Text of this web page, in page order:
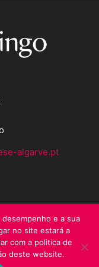
algarve.pt
e a sua
no site estará a
com a politica de
deste website.